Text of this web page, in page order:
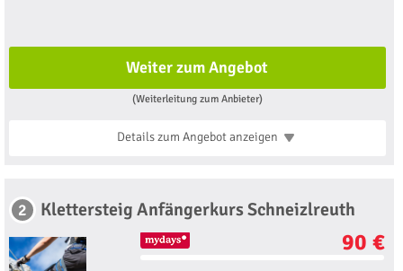
Weiter zum Angebot
(Weiterleitung zum Anbieter)
Details zum Angebotanzeigen
2 Klettersteig Anfängerkurs Schneizlreuth
90 €